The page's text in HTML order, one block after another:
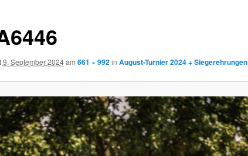
9. September 2024am 661 × 992in August-Turnier 2024 + Siegerehrungen